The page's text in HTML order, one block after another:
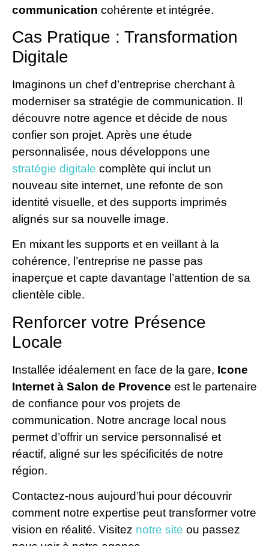
communication cohérente et intégrée.
Cas Pratique : Transformation
Digitale
Imaginons un chef d’entreprise cherchant à
moderniser sa stratégie de communication. Il
découvre notre agence et décide de nous
confier son projet. Après une étude
personnalisée, nous développons une
stratégie digitale complète qui inclut un
nouveau site internet, une refonte de son
identité visuelle, et des supports imprimés
alignés sur sa nouvelle image.
En mixant les supports et en veillant à la
cohérence, l’entreprise ne passe pas
inaperçue et capte davantage l’attention de sa
clientèle cible.
Renforcer votre Présence
Locale
Installée idéalement en face de la gare, Icone
Internet à Salon de Provence est le partenaire
de confiance pour vos projets de
communication. Notre ancrage local nous
permet d’offrir un service personnalisé et
réactif, aligné sur les spécificités de notre
région.
Contactez-nous aujourd’hui pour découvrir
comment notre expertise peut transformer votre
vision en réalité. Visitez notre site ou passez